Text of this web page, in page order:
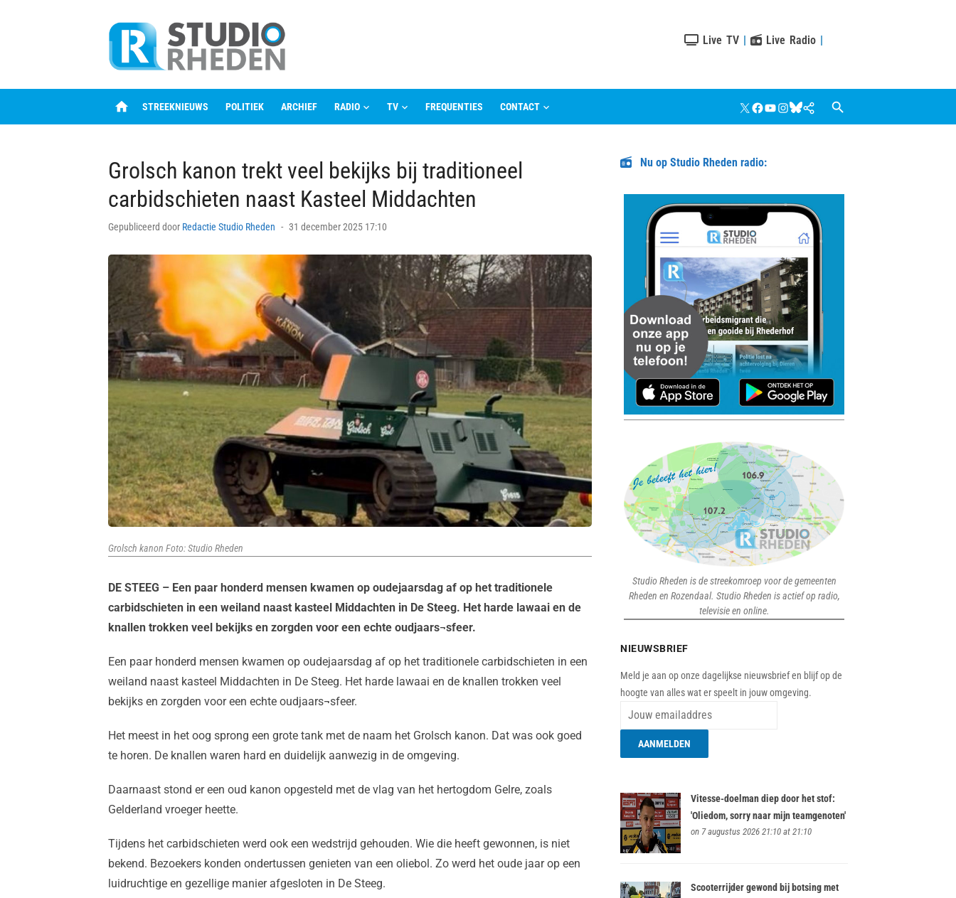
Live TV | Live Radio |
home STREEKNIEUWS POLITIEK ARCHIEF RADIO TV FREQUENTIES CONTACT X Facebook
YouTube
Instagram
Bluesky
Google
Nieuws
Grolsch kanon trekt veel bekijks bij traditioneel
carbidschieten naast Kasteel Middachten
Gepubliceerd door Redactie Studio Rheden
Posted
31 december 2025 17:10
Grolsch kanon Foto: Studio Rheden
DE STEEG – Een paar honderd mensen kwamen op oudejaarsdag af op het traditionele
carbidschieten in een weiland naast kasteel Middachten in De Steeg. Het harde lawaai en de
knallen trokken veel bekijks en zorgden voor een echte oudjaars¬sfeer.
Een paar honderd mensen kwamen op oudejaarsdag af op het traditionele carbidschieten in een
weiland naast kasteel Middachten in De Steeg. Het harde lawaai en de knallen trokken veel
bekijks en zorgden voor een echte oudjaars¬sfeer.
Het meest in het oog sprong een grote tank met de naam het Grolsch kanon. Dat was ook goed
te horen. De knallen waren hard en duidelijk aanwezig in de omgeving.
Daarnaast stond er een oud kanon opgesteld met de vlag van het hertogdom Gelre, zoals
Gelderland vroeger heette.
Tijdens het carbidschieten werd ook een wedstrijd gehouden. Wie die heeft gewonnen, is niet
bekend. Bezoekers konden ondertussen genieten van een oliebol. Zo werd het oude jaar op een
luidruchtige en gezellige manier afgesloten in De Steeg.
Nu op Studio Rheden radio:
Studio Rheden is de streekomroep voor de gemeenten
Rheden en Rozendaal. Studio Rheden is actief op radio,
televisie en online.
NIEUWSBRIEF
Meld je aan op onze dagelijkse nieuwsbrief en blijf op de
hoogte van alles wat er speelt in jouw omgeving.
Vitesse-doelman diep door het stof:
'Oliedom, sorry naar mijn teamgenoten'
on 7 augustus 2026 21:10 at 21:10
Scooterrijder gewond bij botsing met